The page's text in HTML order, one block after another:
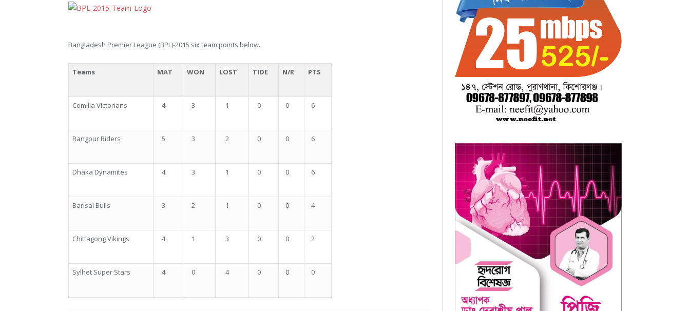
Bangladesh Premier League (BPL)-2015 six team points below.
Teams MAT WON LOST TIDE N/R PTS
Comilla Victorians 4 3 1 0 0 6
Rangpur Riders 5 3 2 0 0 6
Dhaka Dynamites 4 3 1 0 0 6
Barisal Bulls 3 2 1 0 0 4
Chittagong Vikings 4 1 3 0 0 2
Sylhet Super Stars 4 0 4 0 0 0